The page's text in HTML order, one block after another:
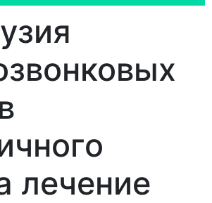
лечение